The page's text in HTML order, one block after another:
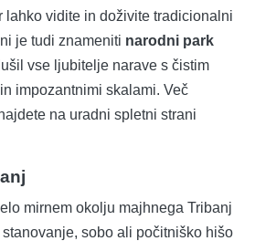
lahko vidite in doživite tradicionalni
je tudi znameniti narodni park
vse ljubitelje narave s čistim
impozantnimi skalami. Več
na uradni spletni strani
mirnem okolju majhnega Tribanj
sobo ali počitniško hišo